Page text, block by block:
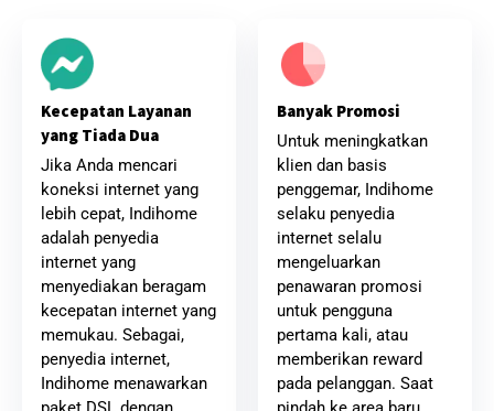
Kecepatan Layanan
yang Tiada Dua
Jika Anda mencari
koneksi internet yang
lebih cepat, Indihome
adalah penyedia
internet yang
menyediakan beragam
kecepatan internet yang
memukau. Sebagai,
penyedia internet,
Indihome menawarkan
Banyak Promosi
Untuk meningkatkan
klien dan basis
penggemar, Indihome
selaku penyedia
internet selalu
mengeluarkan
penawaran promosi
untuk pengguna
pertama kali, atau
memberikan reward
pada pelanggan. Saat